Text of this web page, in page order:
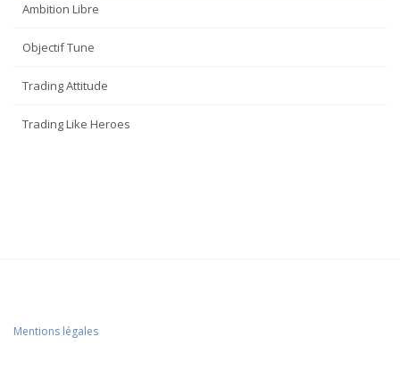
Ambition Libre
Objectif Tune
Trading Attitude
Trading Like Heroes
Mentions légales